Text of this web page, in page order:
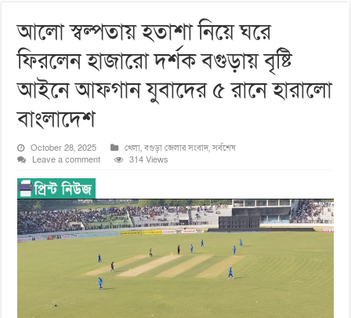
আলো স্বল্পতায় হতাশা নিয়ে ঘরে
ফিরলেন হাজারো দর্শক বগুড়ায় বৃষ্টি
আইনে আফগান যুবাদের ৫ রানে হারালো
বাংলাদেশ
October 28, 2025 খেলা,বগুড়া জেলার সংবাদ,সর্বশেষ
Leave a comment
314 Views